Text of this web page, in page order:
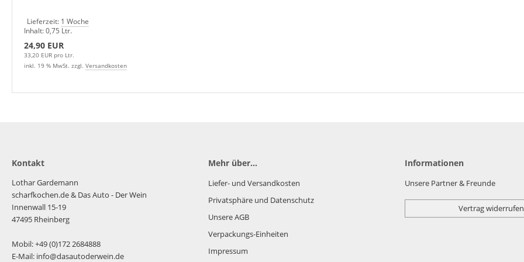
Lieferzeit: 1 Woche
Inhalt: 0,75 Ltr.
24,90 EUR
33,20 EUR pro Ltr.
inkl. 19 % MwSt. zzgl. Versandkosten
Kontakt
Lothar Gardemann
scharfkochen.de& Das Auto - Der Wein
Innenwall 15-19
47495 Rheinberg
Mobil: +49 (0)172 2684888
E-Mail: info@dasautoderwein.de
Mehr über...
Liefer- und Versandkosten
Privatsphäre und Datenschutz
Unsere AGB
Verpackungs-Einheiten
Impressum
Informationen
Unsere Partner & Freunde
Vertrag widerrufen